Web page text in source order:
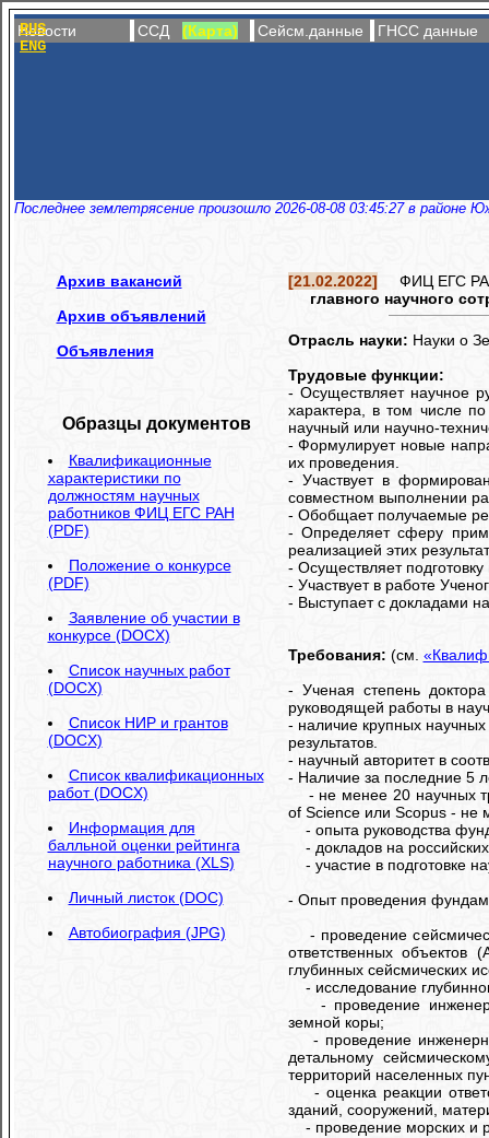
RUS
ENG
Новости ССД (Карта) Сейсм.данные ГНСС данные
Последнее землетрясение произошло 2026-08-08 03:45:27 в
Архив вакансий
Архив объявлений
Объявления
Образцы документов
Квалификационные
характеристики по
должностям научных
работников ФИЦ ЕГС РАН
(PDF)
Положение о конкурсе
(PDF)
Заявление об участии в
конкурсе (DOCX)
Список научных работ
(DOCX)
Список НИР и грантов
(DOCX)
Список квалификационных
работ (DOCX)
Информация для
балльной оценки рейтинга
научного работника (XLS)
Личный листок (DOC)
Автобиография (JPG)
[21.02.2022] ФИЦ ЕГС РАН
главного научного
Отрасль науки: Науки о
Трудовые функции:
- Осуществляет научное
характера, в том числе
научный или научно-
- Формулирует новые
их проведения.
- Участвует в
совместном выполнении
- Обобщает получаемые
- Определяет сферу
реализацией этих
- Осуществляет
- Участвует в работе
- Выступает с докладами
Требования: (см.
- Ученая степень
руководящей работы в
- наличие крупных научных
результатов.
- научный авторитет в
- Наличие за последние 5
- не менее 20 научных
of Science или Scopus - не
- опыта руководства
- докладов на
- участие в подготовке
- Опыт проведения
- проведение
ответственных
глубинных сейсмических
- исследование
- проведение
земной коры;
- проведение
детальному
территорий населенных
- оценка реакции
зданий, сооружений,
- проведение морских и